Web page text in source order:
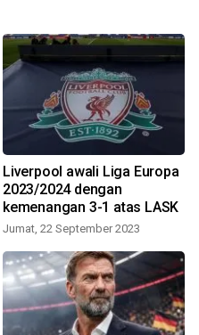
Liverpool awali Liga Europa
2023/2024 dengan
kemenangan 3-1 atas LASK
Jumat, 22 September 2023